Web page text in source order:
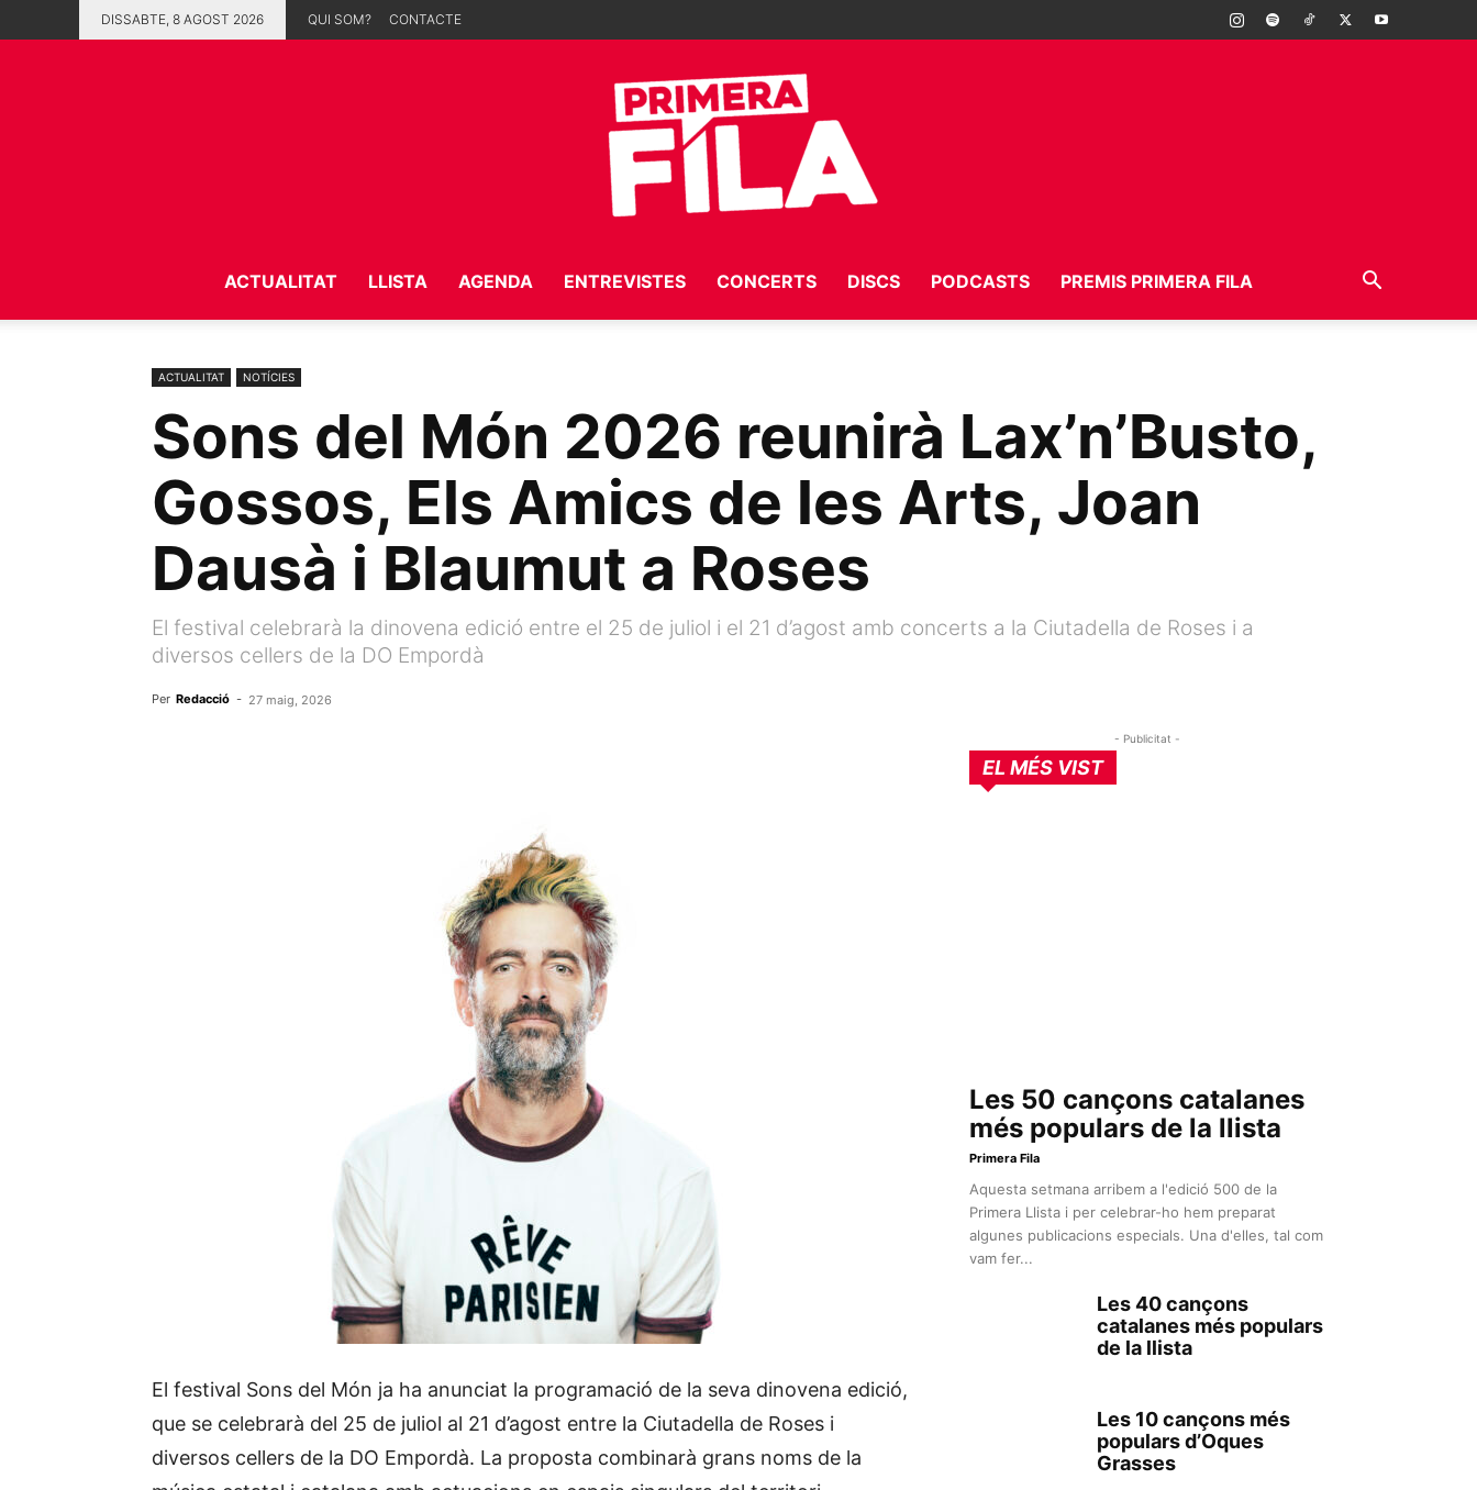
DISSABTE, 8 AGOST 2026 QUI SOM? CONTACTE
Fila
ACTUALITAT LLISTA AGENDA ENTREVISTES CONCERTS DISCS PODCASTS PREMIS PRIMERA FILA
ACTUALITAT NOTÍCIES
Sons del Món 2026 reunirà Lax’n’Busto,
Gossos, Els Amics de les Arts, Joan
Dausà i Blaumut a Roses
El festival celebrarà la dinovena edició entre el 25 de juliol i el 21 d’agost amb concerts a la Ciutadella de Roses i a
diversos cellers de la DO Empordà
Per Redacció - 27 maig, 2026
El festival Sons del Món ja ha anunciat la programació de la seva dinovena edició,
que se celebrarà del 25 de juliol al 21 d’agost entre la Ciutadella de Roses i
diversos cellers de la DO Empordà. La proposta combinarà grans noms de la
- Publicitat -
EL MÉS VIST
Les 50 cançons catalanes
més populars de la llista
Primera Fila
Aquesta setmana arribem a l'edició 500 de la
Primera Llista i per celebrar-ho hem preparat
algunes publicacions especials. Una d'elles, tal com
vam fer...
Les 40 cançons
catalanes més populars
de la llista
Les 10 cançons més
populars d’Oques
Grasses